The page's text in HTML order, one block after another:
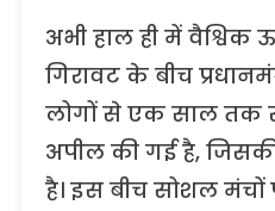
अभी हाल ही में
गिरावट के बीच
लोगों से एक साल तक
अपील की गई है, जिसकी
है। इस बीच सोशल